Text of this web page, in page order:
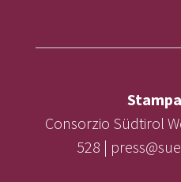
Consorzio Südtirol
528 |